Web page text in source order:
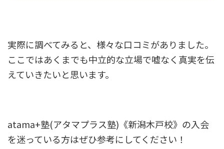
実際に調べてみると、様々な口コミがありました。
ここではあくまでも中立的な立場で嘘なく真実を伝
えていきたいと思います。
atama+塾(アタマプラス塾)《新潟木戸校》の入会
を迷っている方はぜひ参考にしてください！